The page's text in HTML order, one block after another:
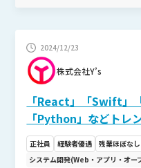
年目でリーダーに昇格した
株式会社Y’s
2024/12/23
「React」「Swift」
「Python」などトレ
正社員 経験者優遇
残業ほぼな
システム開発(Web・アプリ・オー